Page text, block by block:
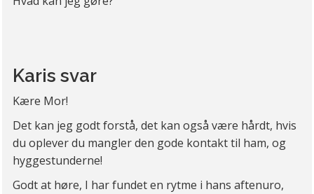
Karis svar
Kære Mor!
Det kan jeg godt forstå, det kan også være hårdt, hvis
du oplever du mangler den gode kontakt til ham, og
hyggestunderne!
Godt at høre, I har fundet en rytme i hans aftenuro,